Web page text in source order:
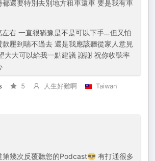
還要特別去別地方租車還車 要是我有車
右 一直很猶豫是不是可以下手…但又怕
壓到喘不過去 還是我應該聽從家人意見
大大可以給我一點建議 謝謝 祝你收聽率
5 人生好難啊
Taiwan
第幾次反覆聽您的Podcast😎 有打通很多